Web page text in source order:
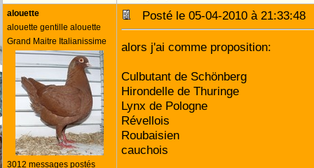
alouette
alouette gentille alouette
Grand Maitre Italianissime
3012 messages postés
Posté le 05-04-2010 à
alors j'ai comme proposition:
Culbutant de Schönberg
Hirondelle de Thuringe
Lynx de Pologne
Révellois
Roubaisien
cauchois